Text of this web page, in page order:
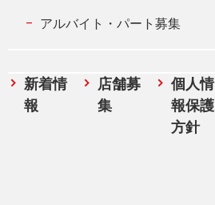
アルバイト・パート募集
新着情
報
店舗募
集
個人情
報保護
方針